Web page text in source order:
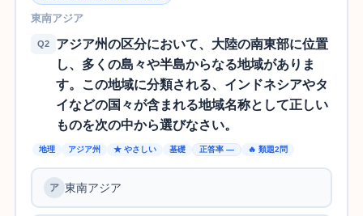
東南アジア
Q2
アジア州の区分において、大陸の南東部に位置
し、多くの島々や半島からなる地域がありま
す。この地域に分類される、インドネシアやタ
イなどの国々が含まれる地域名称として正しい
ものを次の中から選びなさい。
地理 アジア州 ★ やさしい 基礎 正答率 — 🔥 類題2問
東南アジア